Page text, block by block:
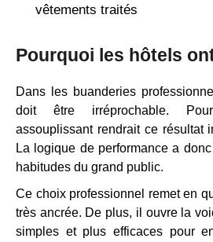
vêtements traités
Pourquoi les hôtels
Dans les buanderies
doit être irréprochable.
assouplissant rendrait ce résultat
La logique de performance a
habitudes du grand public.
Ce choix professionnel remet en
très ancrée. De plus, il ouvre la
simples et plus efficaces pour